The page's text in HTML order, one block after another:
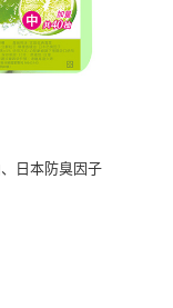
理及利用告知聲明』
16% 的逾期滯納金。
之個人資料，連同必
、日本防臭因子